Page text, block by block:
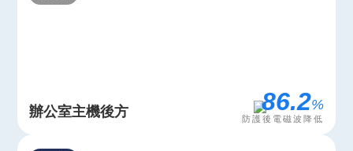
辦公室主機後方 97.5%
防護後電磁波降低